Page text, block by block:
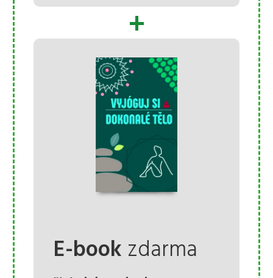
+
E-book zdarma